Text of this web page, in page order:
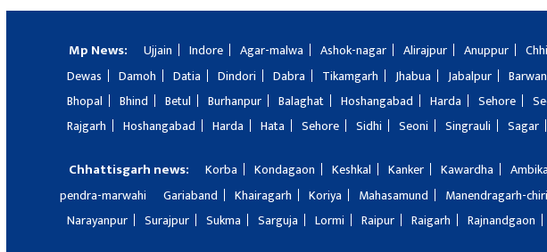
Mp News: Ujjain Indore Agar-malwa Ashok-nagar Alirajpur Anuppur
Dewas
Damoh Datia Dindori Dabra Tikamgarh Jhabua Jabalpur
Bhopal
Bhind Betul Burhanpur Balaghat Hoshangabad Harda Sehore
Rajgarh
Hoshangabad Harda Hata Sehore Sidhi Seoni Singrauli Sagar
Chhattisgarh news: Korba Kondagaon Keshkal Kanker Kawardha
pendra-marwahi
Gariaband Khairagarh Koriya Mahasamund Manendragarh-
Narayanpur
Surajpur Sukma Sarguja Lormi Raipur Raigarh Rajnandgaon